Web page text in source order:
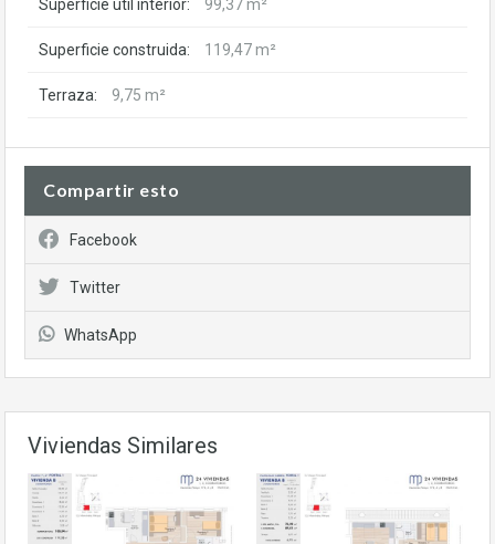
Superficie útil interior: 99,37 m²
Superficie construida: 119,47 m²
Terraza: 9,75 m²
Compartir esto
Facebook
Twitter
WhatsApp
Viviendas Similares